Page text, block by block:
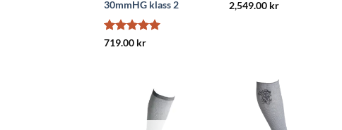
30mmHG klass 2
Betygsatt
719.00 kr
2,549.00 kr